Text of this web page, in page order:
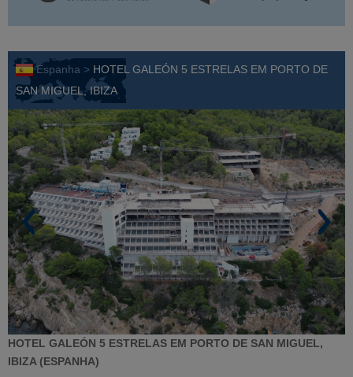
Espanha > HOTEL GALEÓN 5 ESTRELAS EM PORTO DE
SAN MIGUEL, IBIZA
HOTEL GALEÓN 5 ESTRELAS EM PORTO DE SAN MIGUEL,
IBIZA (ESPANHA)